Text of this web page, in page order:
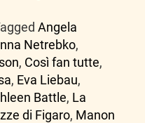
Angela
Netrebko,
, Così fan tutte,
, Eva Liebau,
Battle, La
di Figaro, Manon